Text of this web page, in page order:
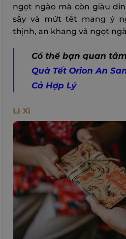
ngọt ngào mà còn giàu
sấy và mứt tết mang ý
thịnh, an khang và ngọt
Có thể bạn quan
Quà Tết Orion An
Cả Hợp Lý
Lì Xì